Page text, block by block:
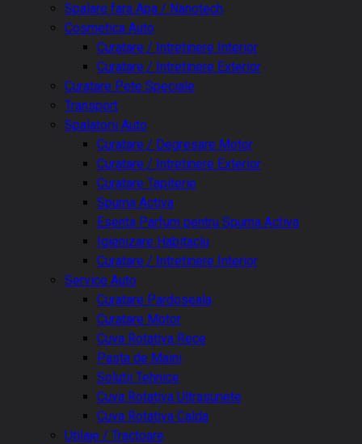
Spalare fara Apa / Nanotech
Cosmetica Auto
Curatare / Intretinere Interior
Curatare / Intretinere Exterior
Curatare Pete Speciale
Transport
Spalatorii Auto
Curatare / Degresare Motor
Curatare / Intretinere Exterior
Curatare Tapiterie
Spuma Activa
Esenta Parfum pentru Spuma Activa
Igienizare Habitaclu
Curatare / Intretinere Interior
Service Auto
Curatare Pardoseala
Curatare Motor
Cuva Rotativa Rece
Pasta de Maini
Solutii Tehnice
Cuva Rotativa Ultrasunete
Cuva Rotativa Calda
Utilaje / Tractoare